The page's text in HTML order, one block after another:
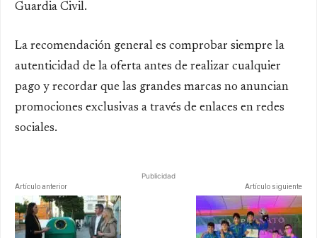
Guardia Civil.
La recomendación general es comprobar siempre la
autenticidad de la oferta antes de realizar cualquier
pago y recordar que las grandes marcas no anuncian
promociones exclusivas a través de enlaces en redes
sociales.
Publicidad
Artículo anterior Artículo siguiente